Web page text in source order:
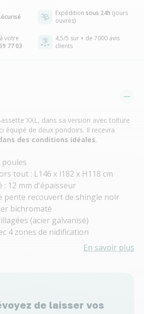
Expédition sous 24h (jours
ouvrés)
votre
77 03
4,5/5 sur + de 7000 avis
clients
XXL, dans sa version avec toiture
équipé de deux pondoirs. Il recevra
des conditions idéales.
poules
tout : L146 x l182 x H118 cm
: 12 mm d'épaisseur
pente recouvert de shingle noir
bichromaté
(acier galvanisé)
4 zones de nidification
En savoir plus
de laisser vos